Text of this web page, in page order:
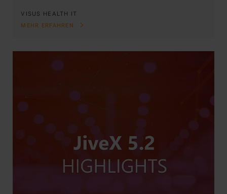
VISUS HEALTH IT
MEHR ERFAHREN